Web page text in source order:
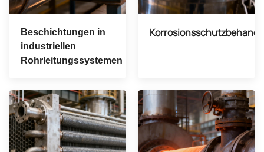
Beschichtungen in
industriellen
Rohrleitungssystemen